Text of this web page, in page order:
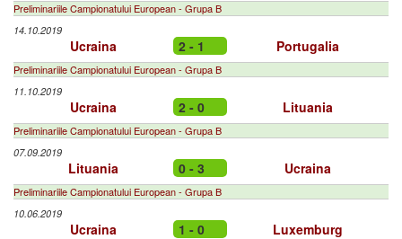
Preliminariile Campionatului European - Grupa B
14.10.2019
Ucraina 2 - 1 Portugalia
Preliminariile Campionatului European - Grupa B
11.10.2019
Ucraina 2 - 0 Lituania
Preliminariile Campionatului European - Grupa B
07.09.2019
Lituania 0 - 3 Ucraina
Preliminariile Campionatului European - Grupa B
10.06.2019
Ucraina 1 - 0 Luxemburg